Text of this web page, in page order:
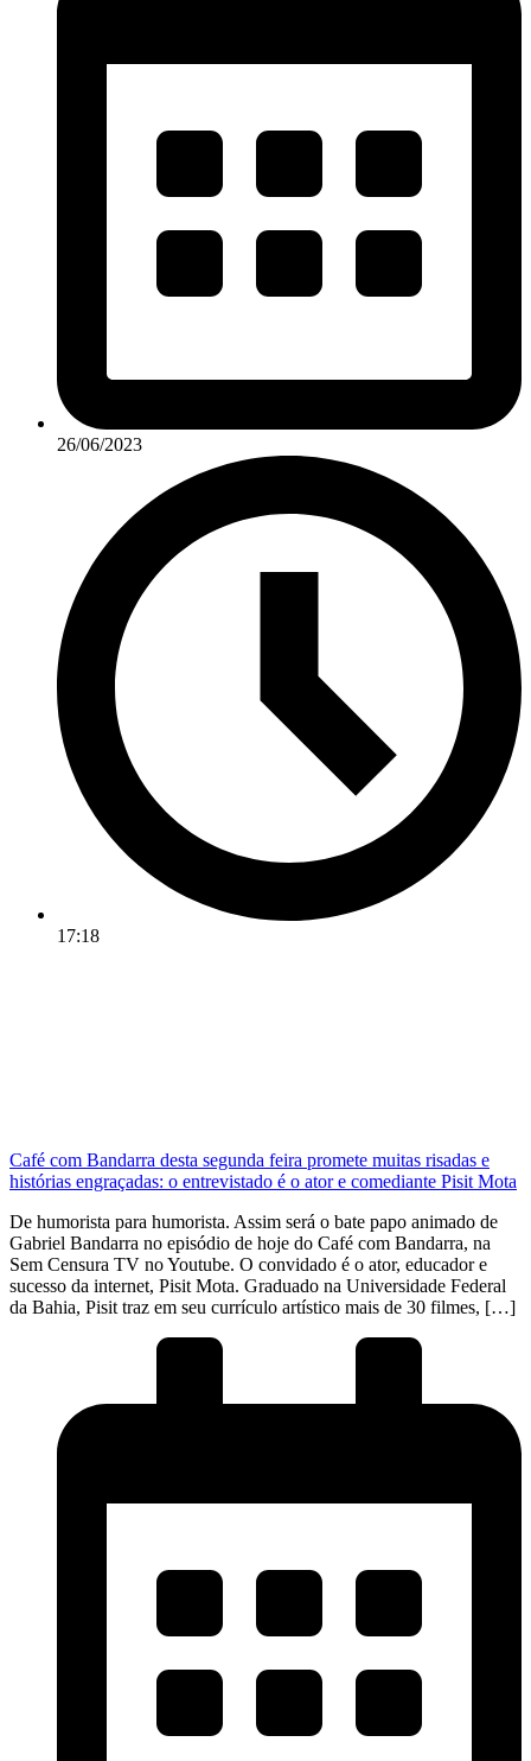
26/06/2023
17:18
Café com Bandarra desta segunda feira promete muitas risadas e
histórias engraçadas: o entrevistado é o ator e comediante Pisit Mota
De humorista para humorista. Assim será o bate papo animado de
Gabriel Bandarra no episódio de hoje do Café com Bandarra, na
Sem Censura TV no Youtube. O convidado é o ator, educador e
sucesso da internet, Pisit Mota. Graduado na Universidade Federal
da Bahia, Pisit traz em seu currículo artístico mais de 30 filmes, […]